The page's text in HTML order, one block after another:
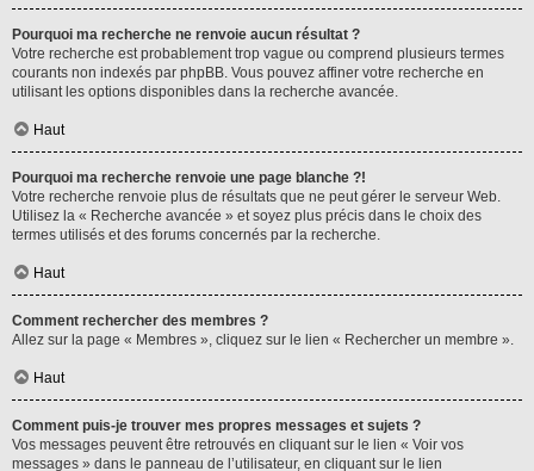
Pourquoi ma recherche ne renvoie aucun résultat ?
Votre recherche est probablement trop vague ou comprend plusieurs termes
courants non indexés par phpBB. Vous pouvez affiner votre recherche en
utilisant les options disponibles dans la recherche avancée.
Haut
Pourquoi ma recherche renvoie une page blanche ?!
Votre recherche renvoie plus de résultats que ne peut gérer le serveur Web.
Utilisez la « Recherche avancée » et soyez plus précis dans le choix des
termes utilisés et des forums concernés par la recherche.
Haut
Comment rechercher des membres ?
Allez sur la page « Membres », cliquez sur le lien « Rechercher un membre ».
Haut
Comment puis-je trouver mes propres messages et sujets ?
Vos messages peuvent être retrouvés en cliquant sur le lien « Voir vos
messages » dans le panneau de l’utilisateur, en cliquant sur le lien